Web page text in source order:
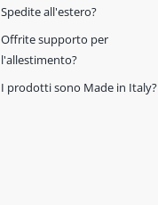
Spedite all'estero?
Offrite supporto per
l'allestimento?
I prodotti sono Made in Italy?